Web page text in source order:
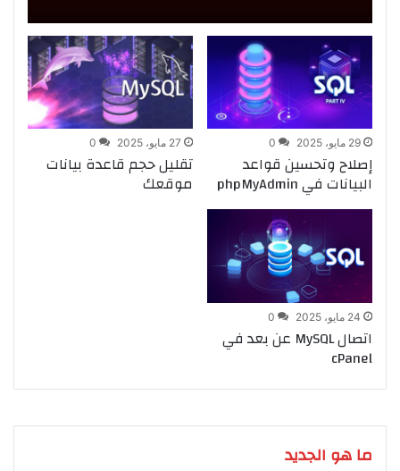
29 مايو، 2025 0
إصلاح وتحسين قواعد
البيانات في phpMyAdmin
27 مايو، 2025 0
تقليل حجم قاعدة بيانات
موقعك
24 مايو، 2025 0
اتصال MySQL عن بعد في
cPanel
ما هو الجديد